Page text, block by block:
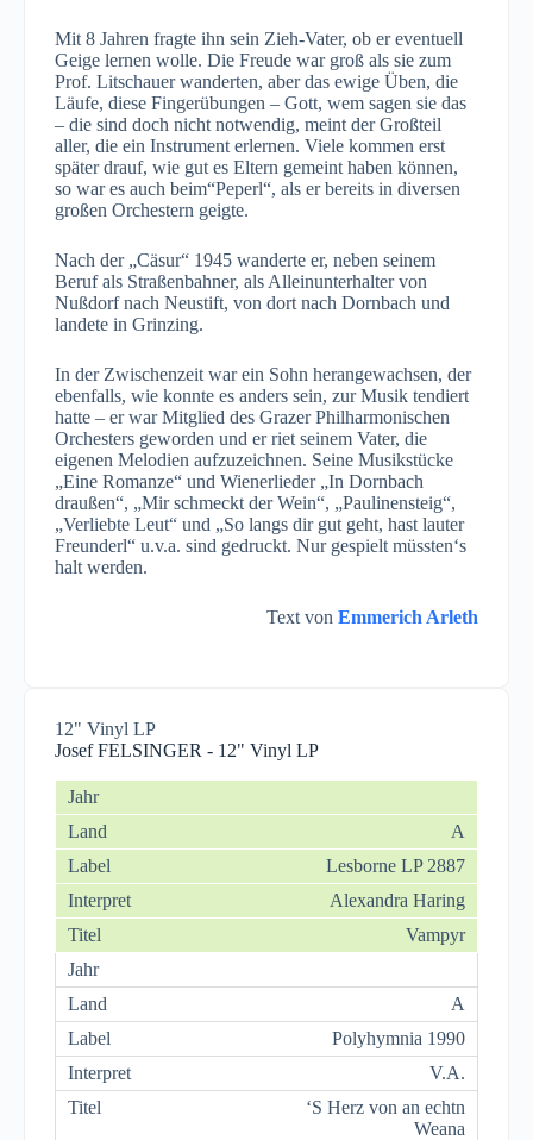
Mit 8 Jahren fragte ihn sein Zieh-Vater, ob er eventuell
Geige lernen wolle. Die Freude war groß als sie zum
Prof. Litschauer wanderten, aber das ewige Üben, die
Läufe, diese Fingerübungen – Gott, wem sagen sie das
– die sind doch nicht notwendig, meint der Großteil
aller, die ein Instrument erlernen. Viele kommen erst
später drauf, wie gut es Eltern gemeint haben können,
so war es auch beim“Peperl“, als er bereits in diversen
großen Orchestern geigte.
Nach der „Cäsur“ 1945 wanderte er, neben seinem
Beruf als Straßenbahner, als Alleinunterhalter von
Nußdorf nach Neustift, von dort nach Dornbach und
landete in Grinzing.
In der Zwischenzeit war ein Sohn herangewachsen, der
ebenfalls, wie konnte es anders sein, zur Musik tendiert
hatte – er war Mitglied des Grazer Philharmonischen
Orchesters geworden und er riet seinem Vater, die
eigenen Melodien aufzuzeichnen. Seine Musikstücke
„Eine Romanze“ und Wienerlieder „In Dornbach
draußen“, „Mir schmeckt der Wein“, „Paulinensteig“,
„Verliebte Leut“ und „So langs dir gut geht, hast lauter
Freunderl“ u.v.a. sind gedruckt. Nur gespielt müssten‘s
halt werden.
Text von Emmerich Arleth
12" Vinyl LP
Josef FELSINGER - 12" Vinyl LP
A
Lesborne LP 2887
Alexandra Haring
Vampyr
A
Polyhymnia 1990
V.A.
‘S Herz von an echtn
Weana